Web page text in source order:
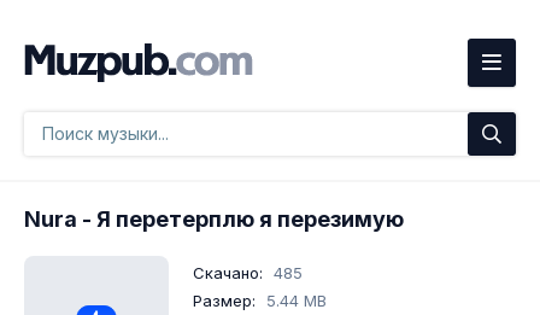
Nura - Я перетерплю я перезимую
Скачано:
485
Размер:
5.44 MB